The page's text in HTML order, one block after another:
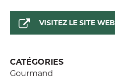
VISITEZ LE SITE WEB
CATÉGORIES
Gourmand